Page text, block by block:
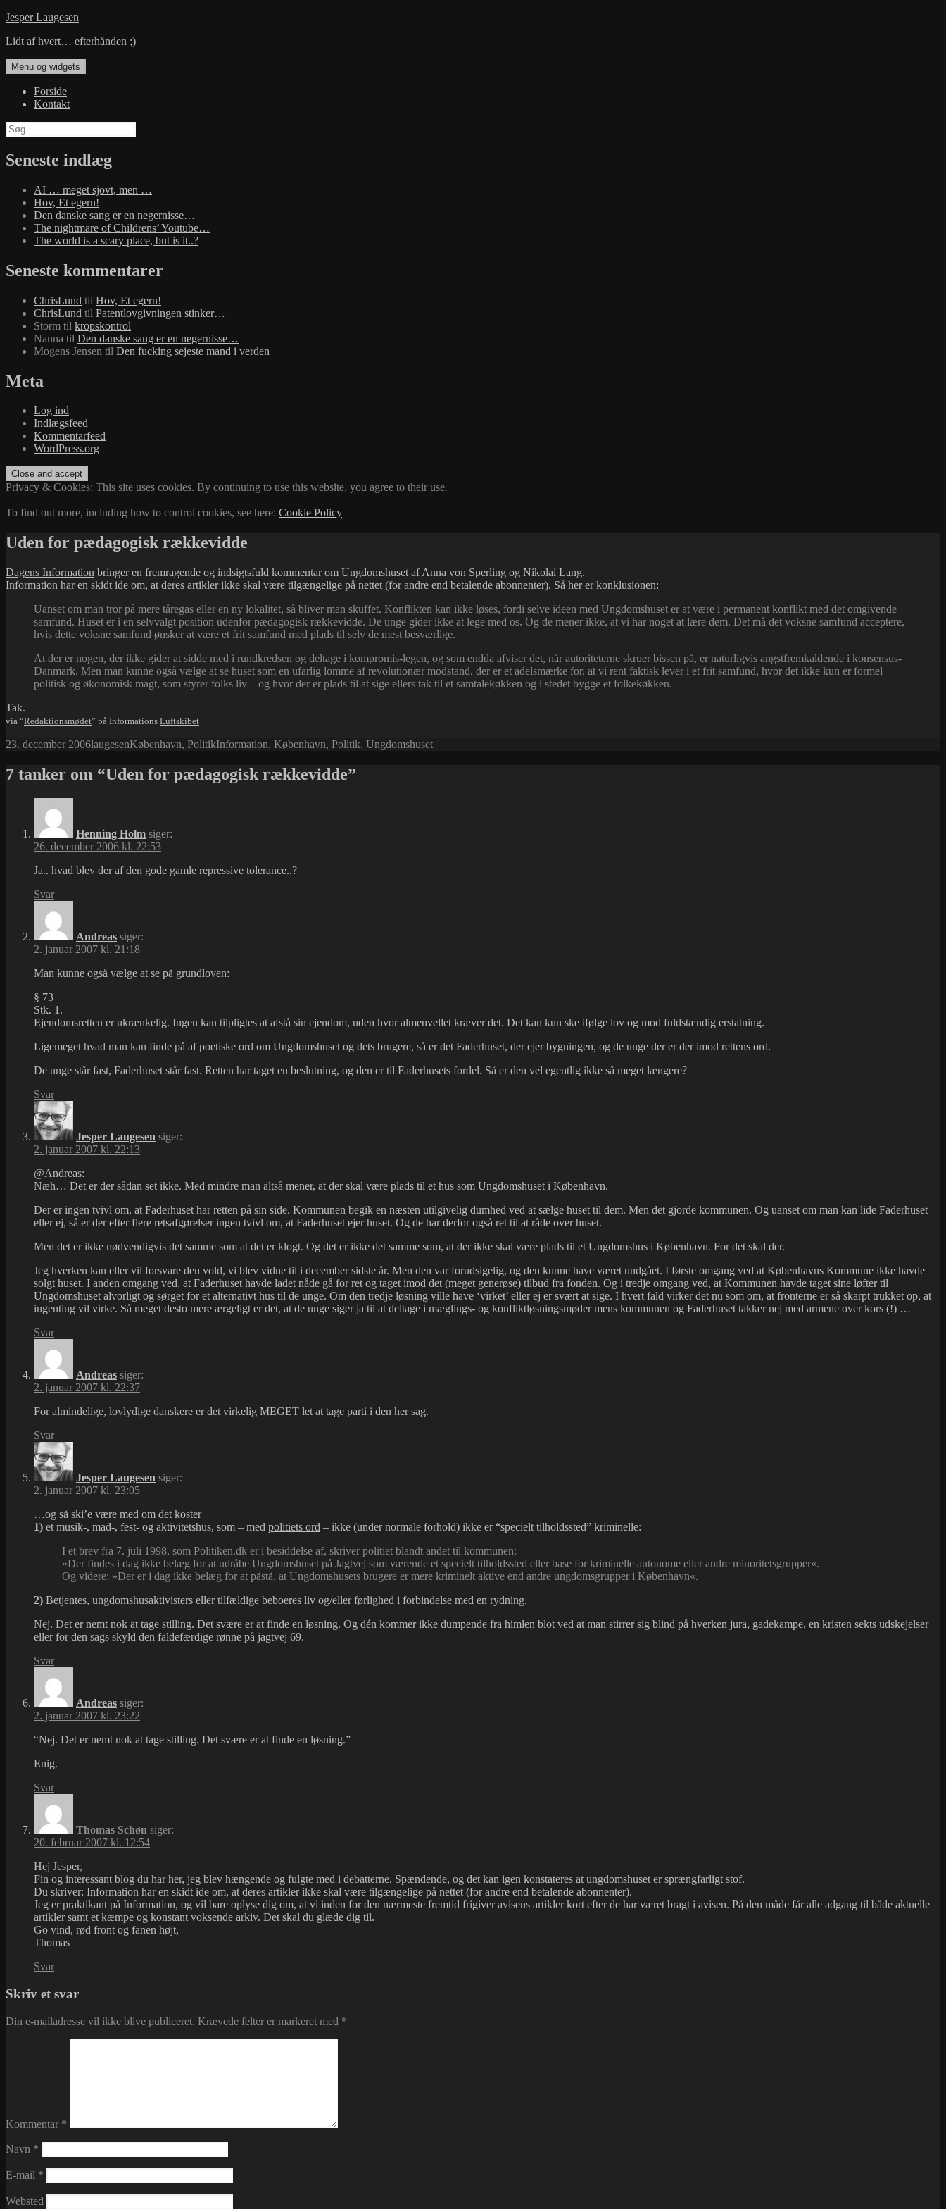
Hop
indhold
Jesper Laugesen
Lidt af hvert… efterhånden ;)
Menu og widgets
Forside
Kontakt
Søg
efter:
Seneste indlæg
AI … meget sjovt, men …
Hov, Et egern!
Den danske sang er en negernisse…
The nightmare of Childrens’ Youtube…
The world is a scary place, but is it..?
Seneste kommentarer
ChrisLund til Hov, Et egern!
ChrisLund til Patentlovgivningen stinker…
Storm til kropskontrol
Nanna til Den danske sang er en negernisse…
Mogens Jensen til Den fucking sejeste mand i verden
Meta
Log ind
Indlægsfeed
Kommentarfeed
WordPress.org
Privacy & Cookies: This site uses cookies. By continuing to use this website, you agree to their use.
To find out more, including how to control cookies, see here: Cookie Policy
Uden for pædagogisk rækkevidde
Dagens Information bringer en fremragende og indsigtsfuld kommentar om Ungdomshuset af Anna von Sperling og Nikolai Lang.
Information har en skidt ide om, at deres artikler ikke skal være tilgængelige på nettet (for andre end betalende abonnenter). Så her er konklusionen:
Uanset om man tror på mere tåregas eller en ny lokalitet, så bliver man skuffet. Konflikten kan ikke løses, fordi selve ideen med Ungdomshuset er at være i permanent konflikt med det omgivende
samfund. Huset er i en selvvalgt position udenfor pædagogisk rækkevidde. De unge gider ikke at lege med os. Og de mener ikke, at vi har noget at lære dem. Det må det voksne samfund acceptere,
hvis dette voksne samfund ønsker at være et frit samfund med plads til selv de mest besværlige.
At der er nogen, der ikke gider at sidde med i rundkredsen og deltage i kompromis-legen, og som endda afviser det, når autoriteterne skruer bissen på, er naturligvis angstfremkaldende i konsensus-
Danmark. Men man kunne også vælge at se huset som en ufarlig lomme af revolutionær modstand, der er et adelsmærke for, at vi rent faktisk lever i et frit samfund, hvor det ikke kun er formel
politisk og økonomisk magt, som styrer folks liv – og hvor der er plads til at sige ellers tak til et samtalekøkken og i stedet bygge et folkekøkken.
Tak.
via “Redaktionsmødet” på Informations Luftskibet
Udgivet
23. december 2006Forfatter
laugesenKategorier
København, PolitikTags
Information, København, Politik, Ungdomshuset
7 tanker om “Uden for pædagogisk rækkevidde”
Henning Holm siger:
26. december 2006 kl. 22:53
Ja.. hvad blev der af den gode gamle repressive tolerance..?
Svar
Andreas siger:
2. januar 2007 kl. 21:18
Man kunne også vælge at se på grundloven:
§ 73
Stk. 1.
Ejendomsretten er ukrænkelig. Ingen kan tilpligtes at afstå sin ejendom, uden hvor almenvellet kræver det. Det kan kun ske ifølge lov og mod fuldstændig erstatning.
Ligemeget hvad man kan finde på af poetiske ord om Ungdomshuset og dets brugere, så er det Faderhuset, der ejer bygningen, og de unge der er der imod rettens ord.
De unge står fast, Faderhuset står fast. Retten har taget en beslutning, og den er til Faderhusets fordel. Så er den vel egentlig ikke så meget længere?
Svar
Jesper Laugesen siger:
2. januar 2007 kl. 22:13
@Andreas:
Næh… Det er der sådan set ikke. Med mindre man altså mener, at der skal være plads til et hus som Ungdomshuset i København.
Der er ingen tvivl om, at Faderhuset har retten på sin side. Kommunen begik en næsten utilgivelig dumhed ved at sælge huset til dem. Men det gjorde kommunen. Og uanset om man kan lide Faderhuset
eller ej, så er der efter flere retsafgørelser ingen tvivl om, at Faderhuset ejer huset. Og de har derfor også ret til at råde over huset.
Men det er ikke nødvendigvis det samme som at det er klogt. Og det er ikke det samme som, at der ikke skal være plads til et Ungdomshus i København. For det skal der.
Jeg hverken kan eller vil forsvare den vold, vi blev vidne til i december sidste år. Men den var forudsigelig, og den kunne have været undgået. I første omgang ved at Københavns Kommune ikke havde
solgt huset. I anden omgang ved, at Faderhuset havde ladet nåde gå for ret og taget imod det (meget generøse) tilbud fra fonden. Og i tredje omgang ved, at Kommunen havde taget sine løfter til
Ungdomshuset alvorligt og sørget for et alternativt hus til de unge. Om den tredje løsning ville have ‘virket’ eller ej er svært at sige. I hvert fald virker det nu som om, at fronterne er så skarpt trukket op, at
ingenting vil virke. Så meget desto mere ærgeligt er det, at de unge siger ja til at deltage i mæglings- og konfliktløsningsmøder mens kommunen og Faderhuset takker nej med armene over kors (!) …
Svar
Andreas siger:
2. januar 2007 kl. 22:37
For almindelige, lovlydige danskere er det virkelig MEGET let at tage parti i den her sag.
Svar
Jesper Laugesen siger:
2. januar 2007 kl. 23:05
…og så ski’e være med om det koster
1) et musik-, mad-, fest- og aktivitetshus, som – med politiets ord – ikke (under normale forhold) ikke er “specielt tilholdssted” kriminelle:
I et brev fra 7. juli 1998, som Politiken.dk er i besiddelse af, skriver politiet blandt andet til kommunen:
»Der findes i dag ikke belæg for at udråbe Ungdomshuset på Jagtvej som værende et specielt tilholdssted eller base for kriminelle autonome eller andre minoritetsgrupper«.
Og videre: »Der er i dag ikke belæg for at påstå, at Ungdomshusets brugere er mere kriminelt aktive end andre ungdomsgrupper i København«.
2) Betjentes, ungdomshusaktivisters eller tilfældige beboeres liv og/eller førlighed i forbindelse med en rydning.
Nej. Det er nemt nok at tage stilling. Det svære er at finde en løsning. Og dén kommer ikke dumpende fra himlen blot ved at man stirrer sig blind på hverken jura, gadekampe, en kristen sekts udskejelser
eller for den sags skyld den faldefærdige rønne på jagtvej 69.
Svar
Andreas siger:
2. januar 2007 kl. 23:22
“Nej. Det er nemt nok at tage stilling. Det svære er at finde en løsning.”
Enig.
Svar
Thomas Schøn siger:
20. februar 2007 kl. 12:54
Hej Jesper,
Fin og interessant blog du har her, jeg blev hængende og fulgte med i debatterne. Spændende, og det kan igen konstateres at ungdomshuset er sprængfarligt stof.
Du skriver: Information har en skidt ide om, at deres artikler ikke skal være tilgængelige på nettet (for andre end betalende abonnenter).
Jeg er praktikant på Information, og vil bare oplyse dig om, at vi inden for den nærmeste fremtid frigiver avisens artikler kort efter de har været bragt i avisen. På den måde får alle adgang til både aktuelle
artikler samt et kæmpe og konstant voksende arkiv. Det skal du glæde dig til.
Go vind, rød front og fanen højt,
Thomas
Svar
Skriv et svar
Din e-mailadresse vil ikke blive publiceret. Krævede felter er markeret med *
Kommentar *
Navn *
E-mail *
Websted